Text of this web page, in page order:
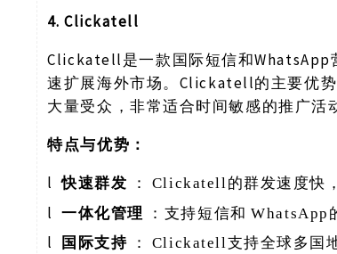
4. Clickatell
Clickatell是一款国际短信和WhatsApp
速扩展海外市场。Clickatell的主要优
大量受众，非常适合时间敏感的推广活
特点与优势：
l 快速群发 ： Clickatell的群发速度快
l 一体化管理 ：支持短信和 WhatsApp
l 国际支持 ： Clickatell支持全球多国